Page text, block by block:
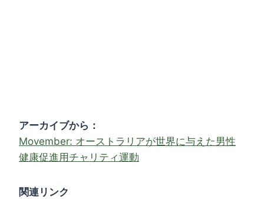
アーカイブから：
Movember: オーストラリアが世界に与えた男性
健康促進用チャリティ運動
関連リンク